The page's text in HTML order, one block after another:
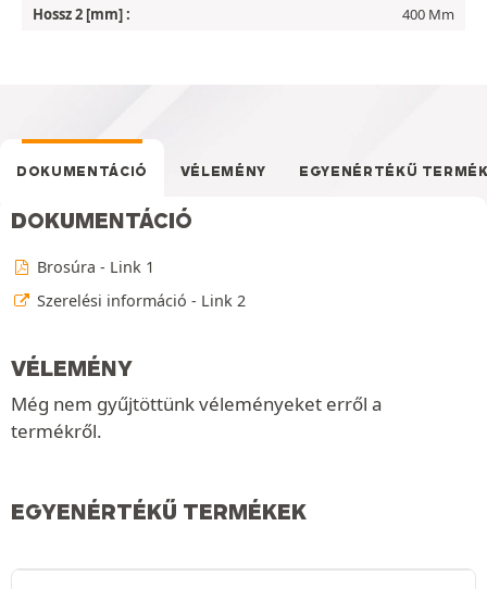
Hossz 2 [mm] :
400 Mm
DOKUMENTÁCIÓ VÉLEMÉNY EGYENÉRTÉKŰ
DOKUMENTÁCIÓ
Brosúra - Link 1
Szerelési információ - Link 2
VÉLEMÉNY
Még nem gyűjtöttünk véleményeket erről a
termékről.
EGYENÉRTÉKŰ TERMÉKEK